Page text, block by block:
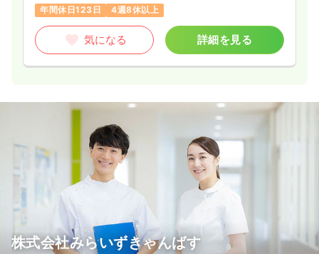
年間休日123日
4週8休以上
気になる 詳細を見る
株式会社みらいずきゃんばす